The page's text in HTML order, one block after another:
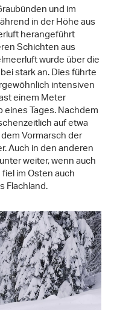
und im
in der Höhe aus
herangeführt
Schichten aus
wurde über die
stark an. Dies führte
intensiven
einem Meter
Tages. Nachdem
auf etwa
Vormarsch der
Auch in den anderen
weiter, wenn auch
im Osten auch
Flachland.